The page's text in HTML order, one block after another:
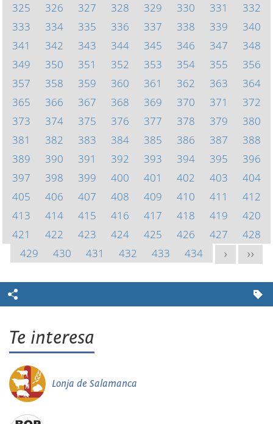
325
326 327 328 329 330 331
332
333
334 335 336 337 338 339
340
341
342 343 344 345 346 347
348
349
350 351 352 353 354 355
356
357
358 359 360 361 362 363
364
365
366 367 368 369 370 371
372
373
374 375 376 377 378 379
380
381
382 383 384 385 386 387
388
389
390 391 392 393 394 395
396
397
398 399 400 401 402 403
404
405
406 407 408 409 410 411
412
413
414 415 416 417 418 419
420
421
422 423 424 425 426 427
428
429
430 431 432 433 434 > >>
Te interesa
Lonja de Salamanca